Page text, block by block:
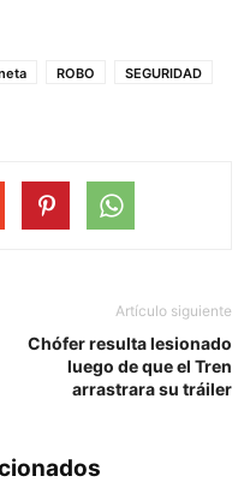
ROBO
SEGURIDAD
Artículo siguiente
Chófer resulta lesionado
luego de que el Tren
arrastrara su tráiler